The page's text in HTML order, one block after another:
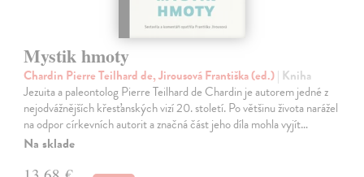
Mystik hmoty
Chardin Pierre Teilhard de, Jirousová Františka (ed.)| Kniha
Jezuita a paleontolog Pierre Teilhard de Chardin je autorem jedné z
nejodvážnějších křesťanských vizí 20. století. Po většinu života narážel
na odpor církevních autorit a značná část jeho díla mohla vyjít…
Na sklade